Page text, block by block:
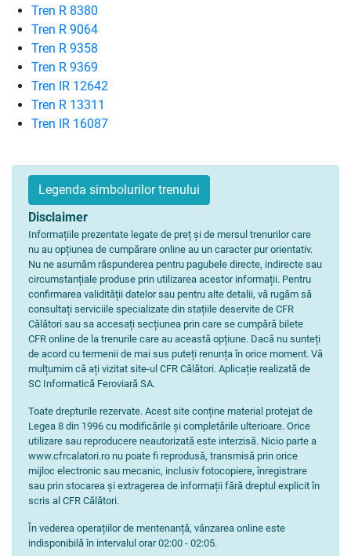
Tren R 8380
Tren R 9064
Tren R 9358
Tren R 9369
Tren IR 12642
Tren R 13311
Tren IR 16087
Legenda simbolurilor trenului
Disclaimer
Informațiile prezentate legate de preț și de mersul trenurilor care
nu au opțiunea de cumpărare online au un caracter pur orientativ.
Nu ne asumăm răspunderea pentru pagubele directe, indirecte sau
circumstanțiale produse prin utilizarea acestor informații. Pentru
confirmarea validității datelor sau pentru alte detalii, vă rugăm să
consultați serviciile specializate din stațiile deservite de CFR
Călători sau sa accesați secțiunea prin care se cumpără bilete
CFR online de la trenurile care au această opțiune. Dacă nu sunteți
de acord cu termenii de mai sus puteți renunța în orice moment. Vă
mulțumim că ați vizitat site-ul CFR Călători. Aplicație realizată de
SC Informatică Feroviară SA.
Toate drepturile rezervate. Acest site conține material protejat de
Legea 8 din 1996 cu modificările și completările ulterioare. Orice
utilizare sau reproducere neautorizată este interzisă. Nicio parte a
www.cfrcalatori.ro nu poate fi reprodusă, transmisă prin orice
mijloc electronic sau mecanic, inclusiv fotocopiere, înregistrare
sau prin stocarea și extragerea de informații fără dreptul explicit în
scris al CFR Călători.
În vederea operațiilor de mentenanță, vânzarea online este
indisponibilă în intervalul orar 02:00 - 02:05.